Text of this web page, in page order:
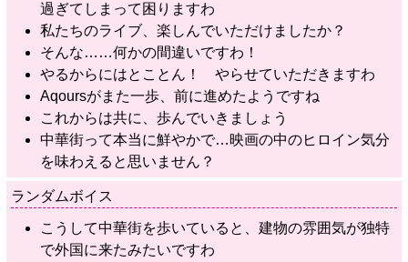
過ぎてしまって困りますわ
私たちのライブ、楽しんでいただけましたか？
そんな……何かの間違いですわ！
やるからにはとことん！ やらせていただきますわ
Aqoursがまた一歩、前に進めたようですね
これからは共に、歩んでいきましょう
中華街って本当に鮮やかで…映画の中のヒロイン気分
を味わえると思いません？
ランダムボイス
こうして中華街を歩いていると、建物の雰囲気が独特
で外国に来たみたいですわ